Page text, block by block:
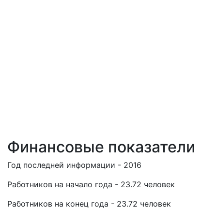
Финансовые показатели
Год последней информации - 2016
Работников на начало года - 23.72 человек
Работников на конец года - 23.72 человек